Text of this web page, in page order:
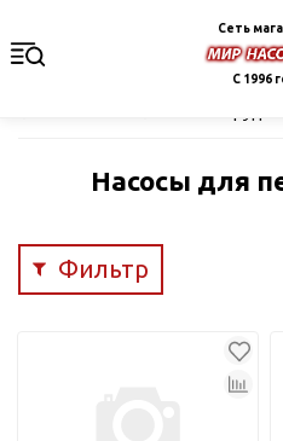
Сеть
С 1996
Насосы для
Фильтр